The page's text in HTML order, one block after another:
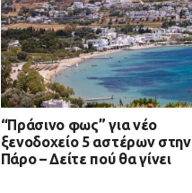
“Πράσινο φως” για νέο
ξενοδοχείο 5 αστέρων στην
Πάρο – Δείτε πού θα γίνει